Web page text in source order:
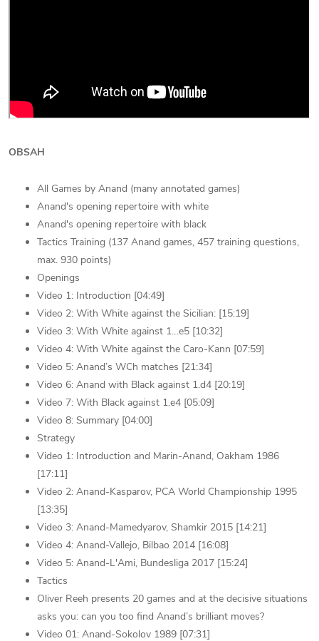
OBSAH
All Games by Anand (many annotated games)
Anand's opening repertoire with white
Anand's opening repertoire with black
Tactics Training (137 Anand games, 457 training questions,
max. 930 points)
Openings
Video 1: Introduction [04:49]
Video 2: With White against the Sicilian: [15:19]
Video 3: With White against 1…e5 [10:32]
Video 4: With White against the Caro-Kann [07:59]
Video 5: Anand’s WCh matches [21:34]
Video 6: Anand with Black against 1.d4 [20:19]
Video 7: With Black against 1.e4 [05:09]
Video 8: Summary [04:00]
Strategy
Video 1: Introduction and Marin-Anand, Oakham 1986
[17:11]
Video 2: Anand-Kasparov, PCA World Championship 1995
[13:35]
Video 3: Anand-Mamedyarov, Shamkir 2015 [14:21]
Video 4: Anand-Vallejo, Bilbao 2014 [16:08]
Video 5: Anand-L'Ami, Bundesliga 2017 [15:24]
Tactics
Oliver Reeh presents 20 games and at the decisive situations
asks you: can you too find Anand’s brilliant moves?
Video 01: Anand-Sokolov 1989 [07:31]